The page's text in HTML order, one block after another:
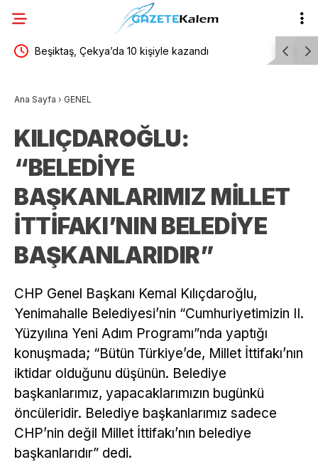
Beşiktaş, Çekya’da 10 kişiyle kazandı
Ana Sayfa › GENEL
KILIÇDAROĞLU:
“BELEDİYE
BAŞKANLARIMIZ MİLLET
İTTİFAKI’NIN BELEDİYE
BAŞKANLARIDIR”
CHP Genel Başkanı Kemal Kılıçdaroğlu,
Yenimahalle Belediyesi’nin “Cumhuriyetimizin II.
Yüzyılına Yeni Adım Programı”nda yaptığı
konuşmada; “Bütün Türkiye’de, Millet İttifakı’nın
iktidar olduğunu düşünün. Belediye
başkanlarımız, yapacaklarımızın bugünkü
öncüleridir. Belediye başkanlarımız sadece
CHP’nin değil Millet İttifakı’nın belediye
başkanlarıdır” dedi.